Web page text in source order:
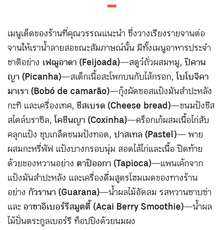
━
เมนูเด็ดของร้านที่คุณวรรณแนะนำ ซึ่งวางเรียงรายจานต่อ
จานให้เราน้ำลายสอขณะสัมภาษณ์นั้น มีทั้งเมนูอาหารประจำ
ชาติอย่าง เฟฌูอาดา (Feijoada)—สตูว์ถั่วผสมหมู,ปิคาน
ญา (Picanha)—สเต็กเนื้อสะโพกบนกับไส้กรอก,โบโบจิคา
มาเรา (Bobó de camarão)—กุ้งผัดซอสแป้งมันสำปะหลัง
กะทิ และเครื่องเทศ,ชีสเบรด (Cheese bread)—ขนมปังชีส
สไตล์บราซิล,โคชีนญา (Coxinha)—คร็อกเก้ผสมเนื้อไก่สับ
คลุกแป้ง ชุบเกล็ดขนมปังทอด,ปาสเทล (Pastel)— พาย
ผสมกะหรี่พัฟ แป้งบางกรอบนุ่ม สอดไส้ไก่และเนื้อ ปิดท้าย
ด้วยของหวานอย่างตาปิออกา (Tapioca)—แพนเค้กจาก
แป้งมันสำปะหลัง และเครื่องดื่มสูตรโฮมเมดของทางร้าน
อย่าง กัวรานา (Guarana)—น้ำผลไม้อัดลม รสหวานซาบซ่า
และอาซาอิเบอร์รีสมูตตี้ (Acai Berry Smoothie)—น้ำผล
ไม้ปั่นตระกูลเบอร์รี ท็อปปิงด้วยนมผง